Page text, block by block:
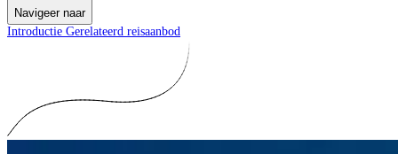
Navigeer naar
Introductie Gerelateerd reisaanbod